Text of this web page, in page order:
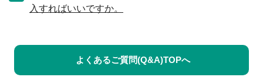
入すればいいですか。
よくあるご質問(Q&A)TOPへ